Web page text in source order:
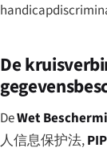
De
DeWet
人信息保护法,